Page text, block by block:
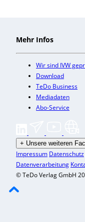
Mehr Infos
Wir sind IVW
Download
TeDo Business
Mediadaten
Abo-Service
+ Unsere weiteren
Impressum Datenschutz
Datenverarbeitung
© TeDo Verlag GmbH